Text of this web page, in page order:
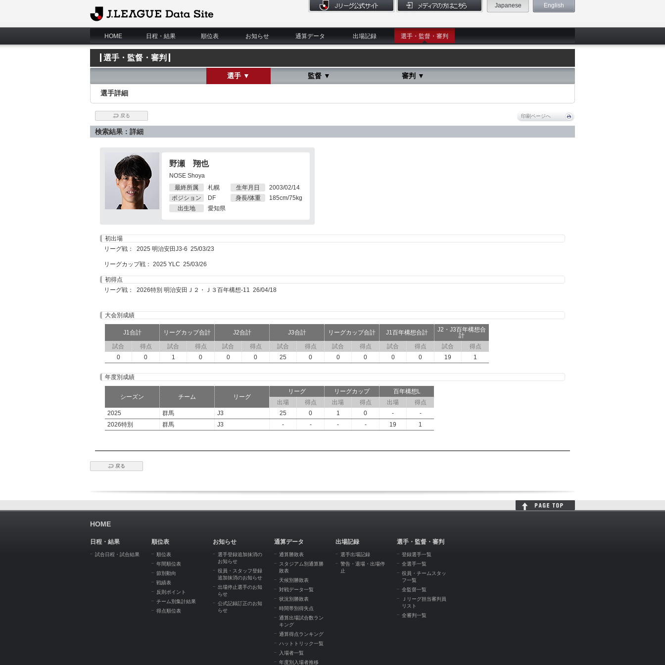
J.League Data Site
Japanese English
HOME 日程・結果 順位表 お知らせ 通算データ 出場記録 選手・監督・審判
選手・監督・審判
選手 ▼ 監督 ▼ 審判 ▼
選手詳細
戻る 印刷ページへ
検索結果：詳細
野瀬 翔也
NOSE Shoya
最終所属
札幌
ポジション
DF
出生地
愛知県
生年月日
2003/02/14
身長/体重
185cm/75kg
初出場
リーグ戦： 2025 明治安田J3-6 25/03/23
リーグカップ戦： 2025 YLC 25/03/26
初得点
リーグ戦： 2026特別 明治安田Ｊ２・Ｊ３百年構想-11 26/04/18
大会別成績
J1合計 リーグカップ合計 J2合計 J3合計 リーグカップ合計 J1百年構想合計
J2・J3百年構想合
計
試合
得点 試合 得点 試合 得点 試合 得点 試合 得点 試合 得点 試合
得点
0
0 1 0 0 0 25 0 0 0 0 0 19 1
年度別成績
シーズン チーム リーグ
リーグ リーグカップ
百年構想L
出場
得点 出場 得点 出場
得点
2025
群馬 J3 25 0 1 0 -
-
2026特別
群馬 J3 - - - - 19 1
戻る
HOME
日程・結果
試合日程・試合結果
順位表
順位表
年間順位表
節別動向
戦績表
反則ポイント
チーム別集計結果
得点順位表
お知らせ
選手登録追加抹消の
お知らせ
役員・スタッフ登録
追加抹消のお知らせ
出場停止選手のお知
らせ
公式記録訂正のお知
らせ
通算データ
通算勝敗表
スタジアム別通算勝
敗表
天候別勝敗表
対戦データ一覧
状況別勝敗表
時間帯別得失点
通算出場試合数ラン
キング
通算得点ランキング
ハットトリック一覧
入場者一覧
年度別入場者推移
出場記録
選手出場記録
警告・退場・出場停
止
選手・監督・審判
登録選手一覧
全選手一覧
役員・チームスタッ
フ一覧
全監督一覧
Ｊリーグ担当審判員
リスト
全審判一覧